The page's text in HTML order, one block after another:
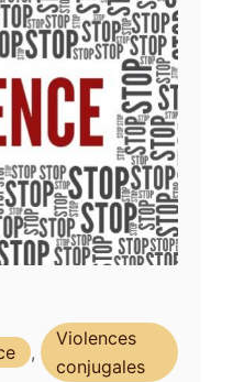
,
Violences
conjugales